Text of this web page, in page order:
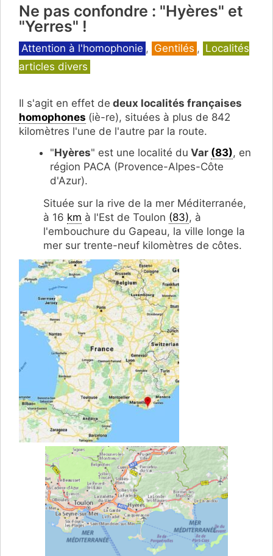
Ne pas confondre : "Hyères" et
"Yerres" !
Catégories
Attention à l'homophonie , Gentilés , Localités
articles divers
Il s'agit en effet de deux localités françaises
homophones (iè-re), situées à plus de 842
kilomètres l'une de l'autre par la route.
"Hyères" est une localité du Var (83), en
région PACA (Provence-Alpes-Côte
d'Azur).
Située sur la rive de la mer Méditerranée,
à 16 km à l'Est de Toulon (83), à
l'embouchure du Gapeau, la ville longe la
mer sur trente-neuf kilomètres de côtes.